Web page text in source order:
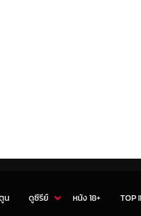
น ดูซีรีย์ หนัง 18+ TOP